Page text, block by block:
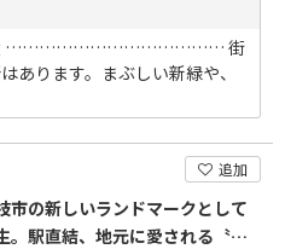
………………………………… 街
あります。まぶしい新緑や、
追加
市の新しいランドマークとして
。駅直結、地元に愛される〝貸